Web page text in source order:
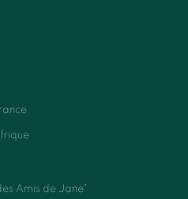
Amis de Jane"